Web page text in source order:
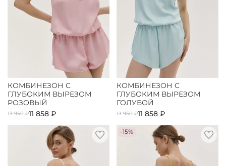
КОМБИНЕЗОН С
ГЛУБОКИМ ВЫРЕЗОМ
РОЗОВЫЙ
13 950 ₽11 858 ₽
КОМБИНЕЗОН С
ГЛУБОКИМ ВЫРЕЗОМ
ГОЛУБОЙ
13 950 ₽11 858 ₽
-15%